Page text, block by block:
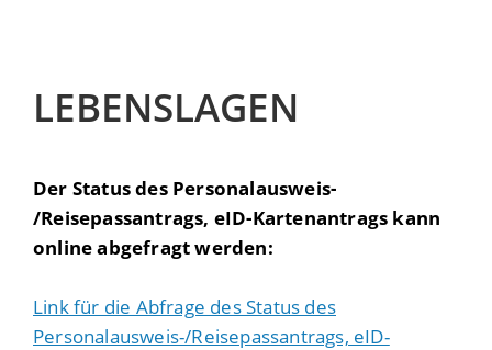
LEBENSLAGEN
Der Status des Personalausweis-
/Reisepassantrags, eID-Kartenantrags kann
online abgefragt werden:
Link für die Abfrage des Status des
Personalausweis-/Reisepassantrags, eID-